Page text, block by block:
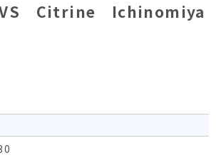
VS Citrine Ichinomiya